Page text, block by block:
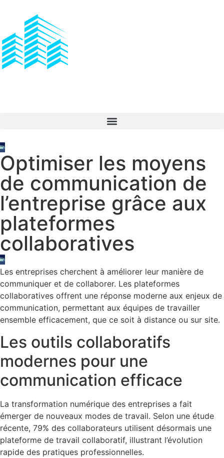
Optimiser les moyens
de communication de
l’entreprise grâce aux
plateformes
collaboratives
Les entreprises cherchent à améliorer leur manière de
communiquer et de collaborer. Les plateformes
collaboratives offrent une réponse moderne aux enjeux de
communication, permettant aux équipes de travailler
ensemble efficacement, que ce soit à distance ou sur site.
Les outils collaboratifs
modernes pour une
communication efficace
La transformation numérique des entreprises a fait
émerger de nouveaux modes de travail. Selon une étude
récente, 79% des collaborateurs utilisent désormais une
plateforme de travail collaboratif, illustrant l’évolution
rapide des pratiques professionnelles.